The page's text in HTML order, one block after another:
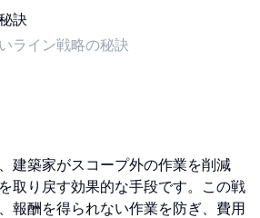
ライン戦略の秘訣
建築家がスコープ外の作業を削減
取り戻す効果的な手段です。この戦
報酬を得られない作業を防ぎ、費用